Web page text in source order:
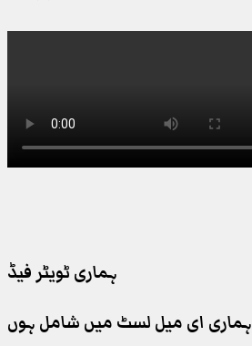
ہماری ٹویٹر فیڈ
ہماری ای میل لسٹ میں شامل ہوں